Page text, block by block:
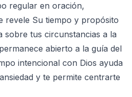
regular en oración,
revele Su tiempo y propósito
sobre tus circunstancias a la
abierto a la guía del
intencional con Dios ayuda
y te permite centrarte